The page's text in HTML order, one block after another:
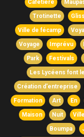
Cafetière
Trotinette
Ville de fécamp
Voyage Imprévu
Park Festivals
Les Lycéens font
Création d'entreprise
Formation Art En
Maison Nuit Ville
Boumpa